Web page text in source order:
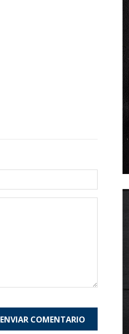
ENVIAR COMENTARIO